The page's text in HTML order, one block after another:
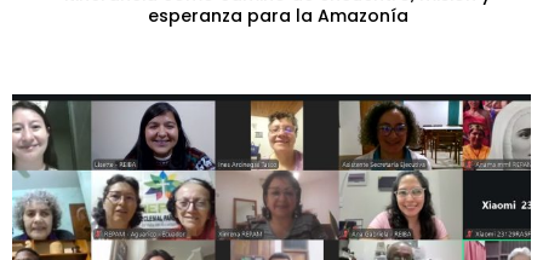
esperanza para la Amazonía